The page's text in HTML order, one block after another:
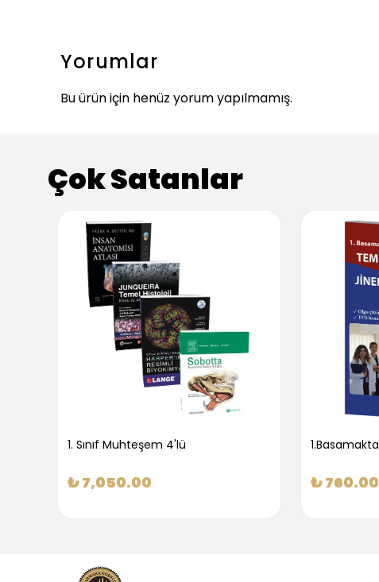
Yorumlar
Bu ürün için henüz yorum yapılmamış.
Çok Satanlar
1. Sınıf Muhteşem 4'lü
₺ 7,050.00 ₺ 760.00